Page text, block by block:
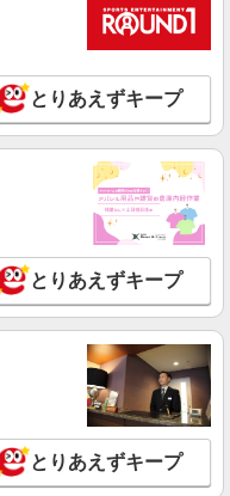
とりあえずキープ
とりあえずキープ
とりあえずキープ